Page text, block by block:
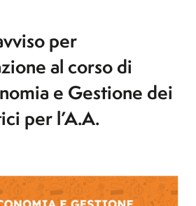
per
al corso di
e Gestione dei
per l’A.A.